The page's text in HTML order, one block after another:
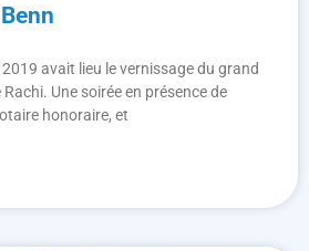
avait lieu le vernissage du grand
Une soirée en présence de
honoraire, et